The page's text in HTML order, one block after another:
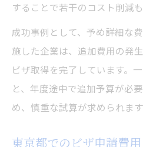
することで若干のコスト削減も
成功事例として、予め詳細な
施した企業は、追加費用の発
ビザ取得を完了しています。
と、年度途中で追加予算が必
め、慎重な試算が求められます
東京都でのビザ申請費